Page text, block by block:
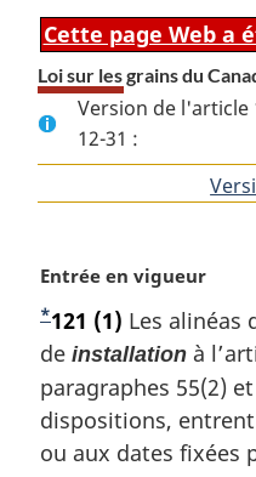
Cette page Web a
Loi sur les grains du
Version de l'article
12-31 :
N
o
t
e
m
a
r
g
Entrée en vigueur
N
o
t
e
d
*121 (1) Les alinéas
de installation à
paragraphes 55(2)
dispositions,
ou aux dates fixées